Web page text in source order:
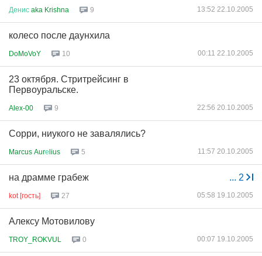
Денис aka Krishna 9 13:52 22.10.2005
колесо после даунхила
DoMoVoY 10 00:11 22.10.2005
23 октября. Стритрейсинг в
Первоуральске.
Alex-00 9 22:56 20.10.2005
Сорри, ниукого не завалялись?
Marcus Aurеlius 5 11:57 20.10.2005
... 2
на драмме грабеж
kot [гость] 27 05:58 19.10.2005
Алексу Мотовилову
TROY_ROKVUL 0 00:07 19.10.2005